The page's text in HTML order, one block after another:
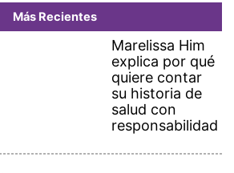
Más Recientes
Marelissa Him
explica por qué
quiere contar
su historia de
salud con
responsabilidad